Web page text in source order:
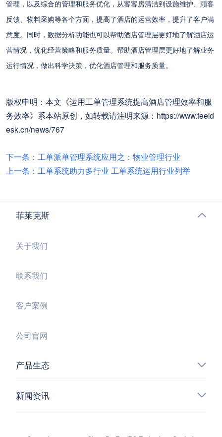
管理 ，以及综合的管理和服务优化，从客客房清洁到设施维护、顾客
反馈、物料采购等各个方面，提高了酒店的运营效率，提升了客户满
意度。同时，数据分析功能也可以帮助酒店管理层更好地了解酒店运
营情况，优化经营策略和服务质量。帮助酒店管理层更好地了解业务
运行情况，做出科学决策，优化酒店管理和服务质量。
版权申明：本文《运用工单管理系统提高酒店管理效率和服
务效率》系本站原创，如转载请注明来源：https://www.feeld
esk.cn/news/767
下一条：工单派单管理系统应用之：物业管理行业
上一条：工单系统助力多行业 工单系统运用行业列举
菲莱克斯
关于我们
联系我们
客户案例
公司官网
产品生态
新闻资讯